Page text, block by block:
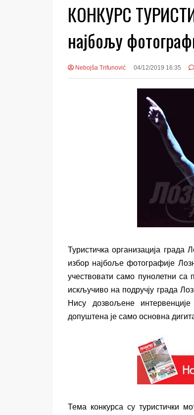
КОНКУРС
најбољу
Nebojša Trifunović 04/12/2019 16:35
Туристичка организација града
избор најбоље фотографије
учествовати само пунолетни
искључиво на подручју града
Нису дозвољене
допуштена је само основна
Тема конкурса су туристички